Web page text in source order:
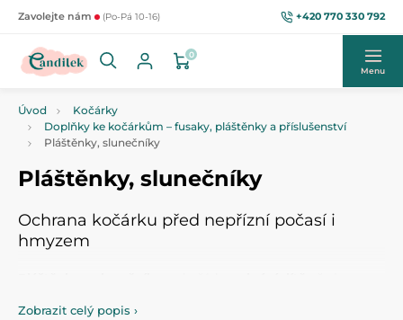
Zavolejte nám (Po-Pá 10-16) +420 770 330 792
0
Menu
Úvod
Kočárky
Doplňky ke kočárkům – fusaky, pláštěnky a příslušenství
Pláštěnky, slunečníky
Pláštěnky, slunečníky
Ochrana kočárku před nepřízní počasí i
hmyzem
vhodné pro hluboké, sportovní i golfové kočárky či praktické
Zobrazit celý popis ›